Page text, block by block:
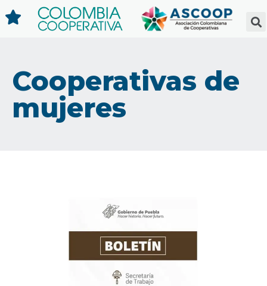
Cooperativas de
mujeres